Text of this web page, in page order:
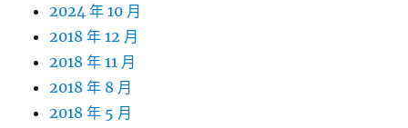
2024 年 10 月
2018 年 12 月
2018 年 11 月
2018 年 8 月
2018 年 5 月